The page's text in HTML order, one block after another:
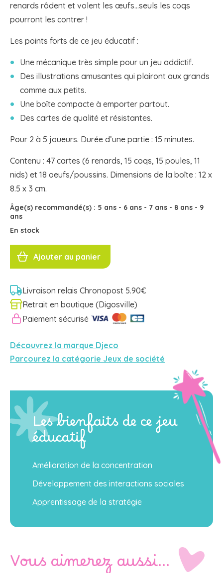
renards rôdent et volent les œufs…seuls les coqs
pourront les contrer !
Les points forts de ce jeu éducatif :
Une mécanique très simple pour un jeu addictif.
Des illustrations amusantes qui plairont aux grands
comme aux petits.
Une boîte compacte à emporter partout.
Des cartes de qualité et résistantes.
Pour 2 à 5 joueurs. Durée d’une partie : 15 minutes.
Contenu : 47 cartes (6 renards, 15 coqs, 15 poules, 11
nids) et 18 oeufs/poussins. Dimensions de la boîte : 12 x
8.5 x 3 cm.
Âge(s) recommandé(s) : 5 ans - 6 ans - 7 ans - 8 ans - 9
ans
En stock
quantité
PIOU
PIOU Ajouter au panier
Livraison relais Chronopost 5.90€
Retrait en boutique (Digosville)
Paiement sécurisé
Découvrez la marque Djeco
Parcourez la catégorie Jeux de société
Les bienfaits de ce jeu
éducatif
Amélioration de la concentration
Développement des interactions sociales
Apprentissage de la stratégie
Vous aimerez aussi…